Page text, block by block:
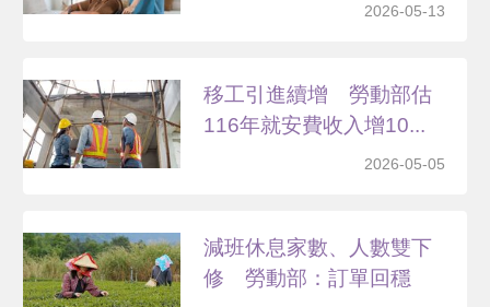
2026-05-13
移工引進續增 勞動部估
116年就安費收入增10...
2026-05-05
減班休息家數、人數雙下
修 勞動部：訂單回穩